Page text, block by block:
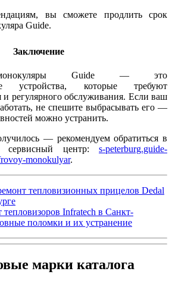
вы сможете продлить срок
Guide.
Заключение
Guide — это
устройства, которые требуют
регулярного обслуживания. Если ваш
не спешите выбрасывать его —
можно устранить.
— рекомендуем обратиться в
сервисный центр: s-peterburg.guide-
monokulyar.
тепловизионных прицелов Dedal
тепловизоров Infratech в Санкт-
поломки и их устранение
марки каталога